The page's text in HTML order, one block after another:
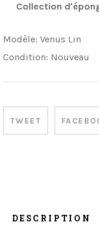
Collection
Modèle: Venus Lin
Condition: Nouveau
TWEET
DESCRIPTION